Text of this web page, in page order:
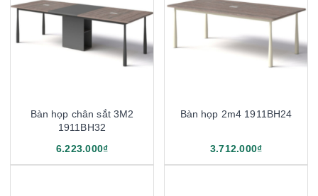
Bàn họp chân sắt 3M2
1911BH32
6.223.000₫
Bàn họp 2m4 1911BH24
3.712.000₫